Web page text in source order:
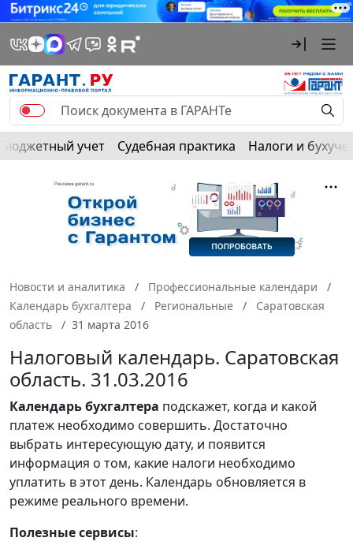
Бюджетный учет Судебная практика Налоги и
Новости и аналитика
Профессиональные календари
Календарь бухгалтера
Региональные
Саратовская
область
31 марта 2016
Налоговый календарь. Саратовская
область. 31.03.2016
Календарьбухгалтера подскажет, когда и какой
платеж необходимо совершить. Достаточно
выбрать интересующую дату, и появится
информация о том, какие налоги необходимо
уплатить в этот день. Календарь обновляется в
режиме реального времени.
Полезные сервисы: